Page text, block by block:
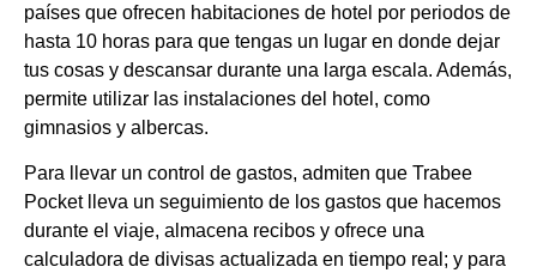
países que ofrecen habitaciones de hotel por periodos de
hasta 10 horas para que tengas un lugar en donde dejar
tus cosas y descansar durante una larga escala. Además,
permite utilizar las instalaciones del hotel, como
gimnasios y albercas.
Para llevar un control de gastos, admiten que Trabee
Pocket lleva un seguimiento de los gastos que hacemos
durante el viaje, almacena recibos y ofrece una
calculadora de divisas actualizada en tiempo real; y para